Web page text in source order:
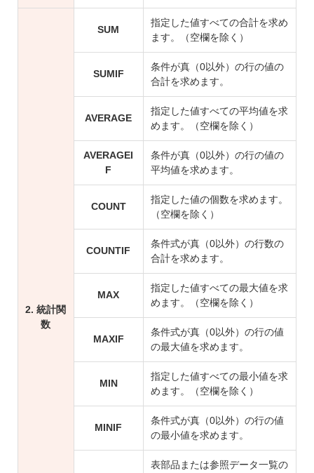
2. 統計関
数
SUM
指定した値すべての合計を求め
ます。（空欄を除く）
SUMIF
条件が真（0以外）の行の値の
合計を求めます。
AVERAGE
指定した値すべての平均値を求
めます。（空欄を除く）
AVERAGEI
F
条件が真（0以外）の行の値の
平均値を求めます。
COUNT
指定した値の個数を求めます。
（空欄を除く）
COUNTIF
条件式が真（0以外）の行数の
合計を求めます。
MAX
指定した値すべての最大値を求
めます。（空欄を除く）
MAXIF
条件式が真（0以外）の行の値
の最大値を求めます。
MIN
指定した値すべての最小値を求
めます。（空欄を除く）
MINIF
条件式が真（0以外）の行の値
の最小値を求めます。
表部品または参照データ一覧の